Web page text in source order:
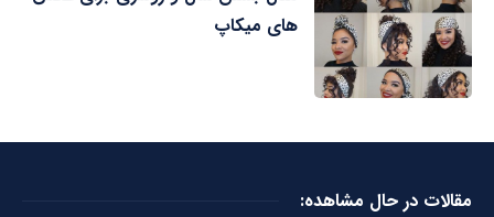
های میکاپ
مقالات در حال مشاهده: